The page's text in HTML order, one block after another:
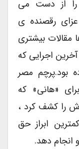
از دست می
رقصنده ی
بیشتری
اجرایی که
بود.پرچم مصر
«هانی» که
را کشف کرد ،
ابراز حق
دهد.